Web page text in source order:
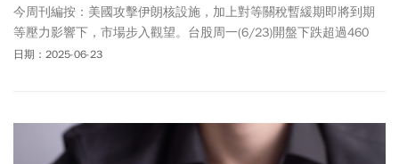
今周刊編按：美國攻擊伊朗核設施，加上對等關稅暫緩期即將到期
等壓力影響下，市場步入觀望。台股周一(6/23)開盤下跌超過460
點，失守2萬2關卡，最低來到21582.11點，台積電(2330)股價下跌
股匯市就影響不大，如果伊朗若抵抗到底、1個月內還無法結束，則
金融市場則影響較大。
日期：2025-06-23